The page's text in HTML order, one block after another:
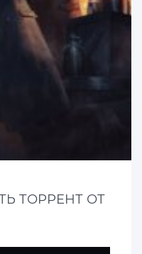
ТОРРЕНТ ОТ